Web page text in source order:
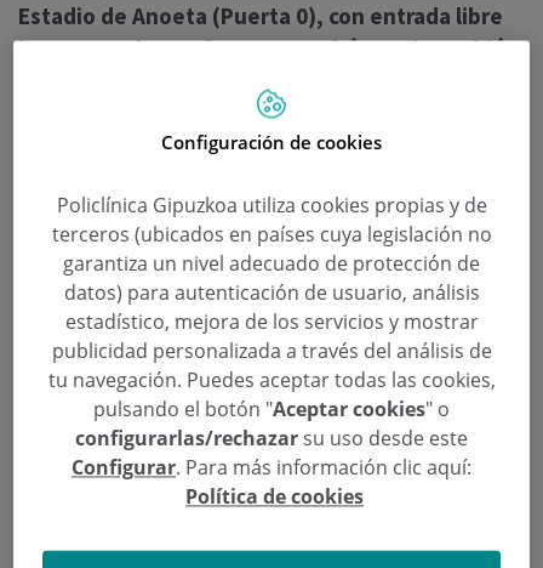
Estadio de Anoeta (Puerta 0), con entrada libre
hasta completar aforo y se podrá seguir también
a través del canal YouTube de Policlínica
Continuar leyendo
Configuración de cookies
Policlínica Gipuzkoa utiliza cookies propias y de
terceros (ubicados en países cuya legislación no
garantiza un nivel adecuado de protección de
datos) para autenticación de usuario, análisis
estadístico, mejora de los servicios y mostrar
publicidad personalizada a través del análisis de
tu navegación. Puedes aceptar todas las cookies,
pulsando el botón "Aceptar cookies" o
configurarlas/rechazarsu uso desde este
Configurar. Para más información clic aquí:
Política de cookies